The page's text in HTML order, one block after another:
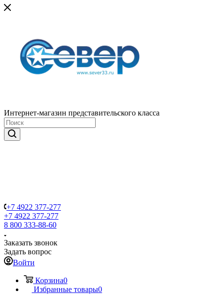
Интернет-магазин представительского класса
+7 4922 377-277
+7 4922 377-277
8 800 333-88-60
Заказать звонок
Задать вопрос
Войти
Корзина0
Избранные товары0